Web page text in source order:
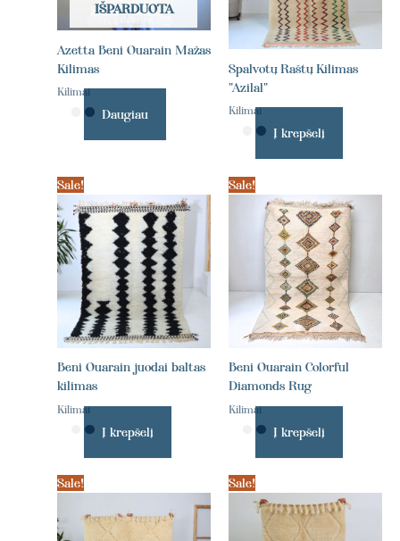
IŠPARDUOTA
Azetta Beni Ouarain Mažas
Kilimas
Kilimai
Daugiau
Spalvotų Raštų Kilimas
"Azilal"
Kilimai
Į krepšelį
Sale!
Beni Ouarain juodai baltas
kilimas
Kilimai
Į krepšelį
Sale!
Beni Ouarain Colorful
Diamonds Rug
Kilimai
Į krepšelį
Sale! Sale!